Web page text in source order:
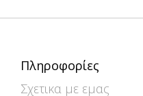
Πληροφορίες
Σχετικα με εμας